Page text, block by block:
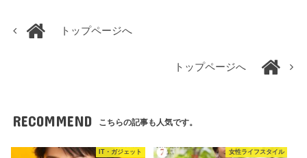
トップページへ
トップページへ
RECOMMEND こちらの記事も人気です。
IT・ガジェット 女性ライフスタイル